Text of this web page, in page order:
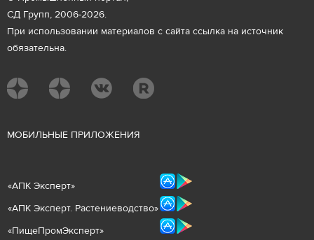
СД Групп, 2006-2026.
При использовании материалов с сайта ссылка на источник
обязательна.
МОБИЛЬНЫЕ ПРИЛОЖЕНИЯ
«АПК Эксперт»
«АПК Эксперт. Растениеводство»
«ПищеПромЭксперт»